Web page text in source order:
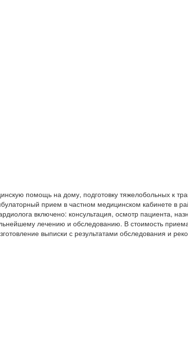
помощь на дому, подготовку тяжелобольных к
прием в частном медицинском кабинете в
включено: консультация, осмотр пациента,
лечению и обследованию. В стоимость
выписки с результатами обследования и